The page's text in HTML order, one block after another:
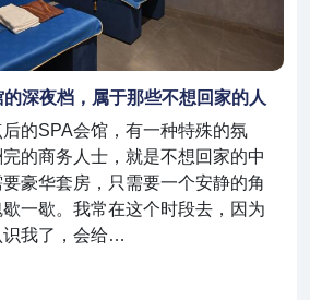
深夜档，属于那些不想回家的人
的SPA会馆，有一种特殊的氛
的商务人士，就是不想回家的中
豪华套房，只需要一个安静的角
一歇。我常在这个时段去，因为
识我了，会给…